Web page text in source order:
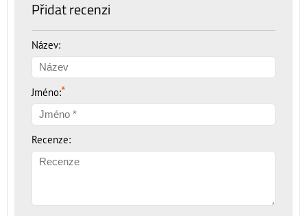
Přidat recenzi
Název:
Jméno:*
Recenze: